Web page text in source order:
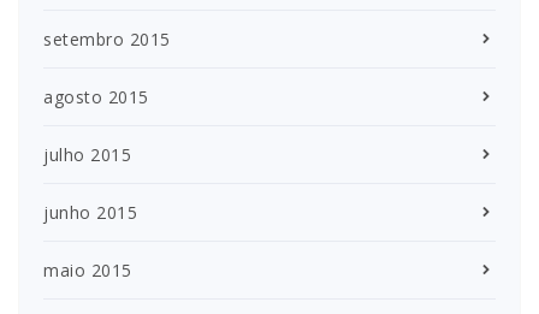
setembro 2015
agosto 2015
julho 2015
junho 2015
maio 2015